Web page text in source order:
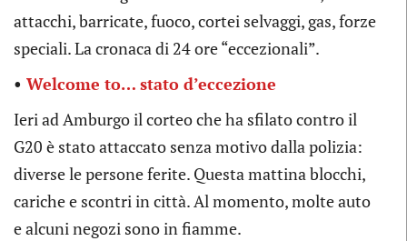
attacchi, barricate, fuoco, cortei selvaggi, gas, forze
speciali. La cronaca di 24 ore “eccezionali”.
• Welcome to… stato d’eccezione
Ieri ad Amburgo il corteo che ha sfilato contro il
G20 è stato attaccato senza motivo dalla polizia:
diverse le persone ferite. Questa mattina blocchi,
cariche e scontri in città. Al momento, molte auto
e alcuni negozi sono in fiamme.